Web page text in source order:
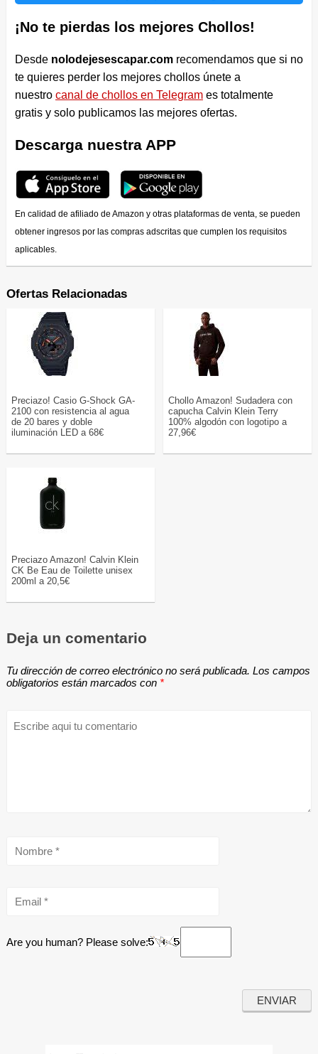
¡No te pierdas los mejores Chollos!
Desde nolodejesescapar.comrecomendamos que si no
te quieres perder los mejores chollos únete a
nuestro canal de chollos en Telegrames totalmente
gratis y solo publicamos las mejores ofertas.
Descarga nuestra APP
En calidad de afiliado de Amazon y otras plataformas de venta, se pueden
obtener ingresos por las compras adscritas que cumplen los requisitos
aplicables.
Ofertas Relacionadas
Preciazo! Casio G-Shock GA-
2100 con resistencia al agua
de 20 bares y doble
iluminación LED a 68€
Chollo Amazon! Sudadera con
capucha Calvin Klein Terry
100% algodón con logotipo a
27,96€
Preciazo Amazon! Calvin Klein
CK Be Eau de Toilette unisex
200ml a 20,5€
Deja un comentario
Tu dirección de correo electrónico no será publicada. Los campos
obligatorios están marcados con *
Are you human? Please solve: